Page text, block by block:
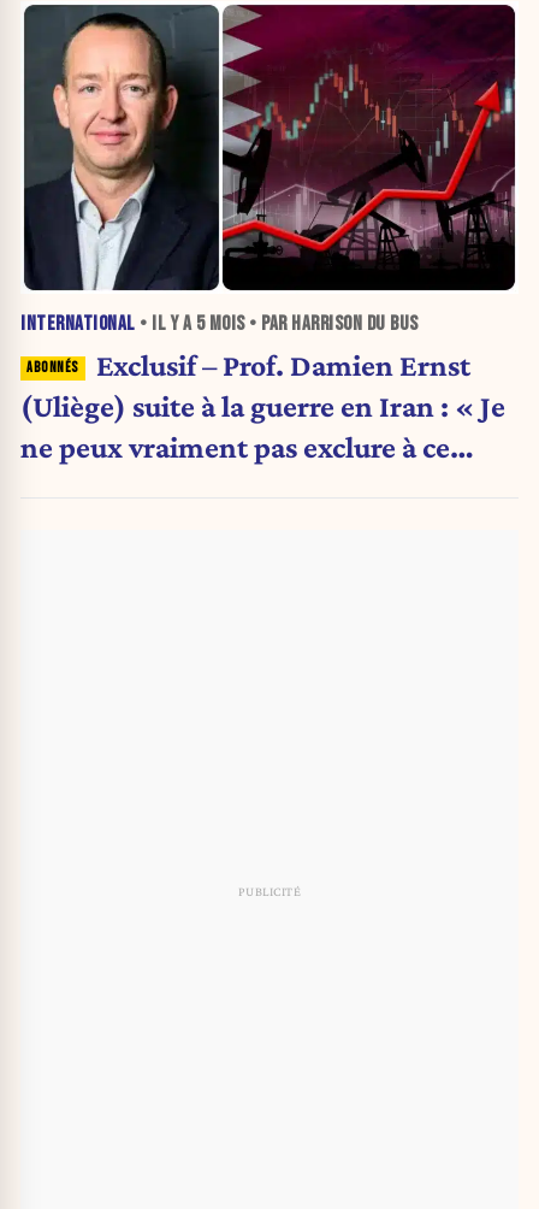
INTERNATIONAL • IL Y A 5 MOIS• PAR HARRISON DU BUS
Exclusif – Prof. Damien Ernst
(Uliège) suite à la guerre en Iran : « Je
ne peux vraiment pas exclure à ce